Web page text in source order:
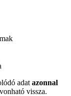
adat azonnal
vissza.